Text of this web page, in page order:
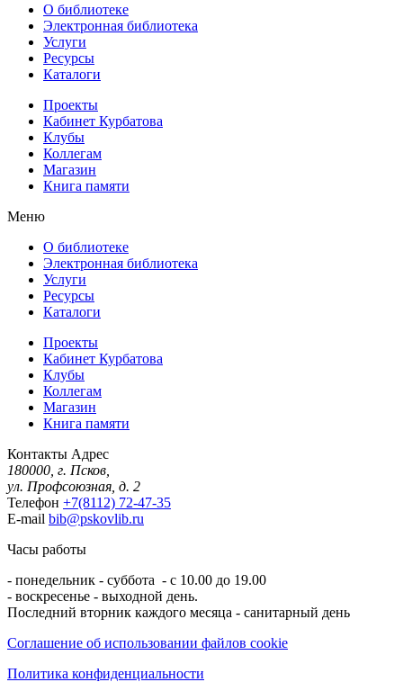
О библиотеке
Электронная библиотека
Услуги
Ресурсы
Каталоги
Проекты
Кабинет Курбатова
Клубы
Коллегам
Магазин
Книга памяти
Меню
О библиотеке
Электронная библиотека
Услуги
Ресурсы
Каталоги
Проекты
Кабинет Курбатова
Клубы
Коллегам
Магазин
Книга памяти
Контакты Адрес
180000, г. Псков,
ул. Профсоюзная, д. 2
Телефон +7(8112) 72-47-35
E-mail bib@pskovlib.ru
Часы работы
- понедельник - суббота - с 10.00 до 19.00
- воскресенье - выходной день.
Последний вторник каждого месяца - санитарный день
Соглашение об использовании файлов cookie
Политика конфиденциальности